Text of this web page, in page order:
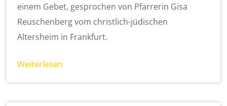
einem Gebet, gesprochen von Pfarrerin Gisa
Reuschenberg vom christlich-jüdischen
Altersheim in Frankfurt.
Weiterlesen